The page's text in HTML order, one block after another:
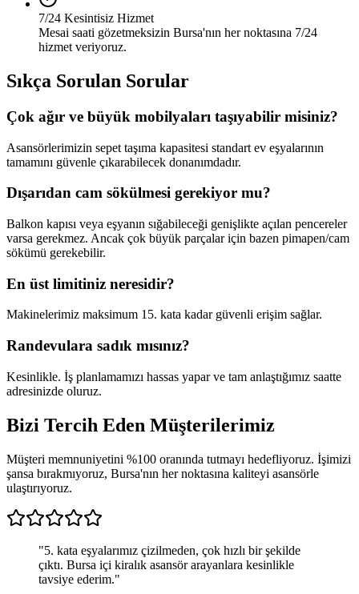
7/24 Kesintisiz Hizmet
Mesai saati gözetmeksizin Bursa'nın her noktasına 7/24
hizmet veriyoruz.
Sıkça Sorulan Sorular
Çok ağır ve büyük mobilyaları taşıyabilir misiniz?
Asansörlerimizin sepet taşıma kapasitesi standart ev eşyalarının
tamamını güvenle çıkarabilecek donanımdadır.
Dışarıdan cam sökülmesi gerekiyor mu?
Balkon kapısı veya eşyanın sığabileceği genişlikte açılan pencereler
varsa gerekmez. Ancak çok büyük parçalar için bazen pimapen/cam
sökümü gerekebilir.
En üst limitiniz neresidir?
Makinelerimiz maksimum 15. kata kadar güvenli erişim sağlar.
Randevulara sadık mısınız?
Kesinlikle. İş planlamamızı hassas yapar ve tam anlaştığımız saatte
adresinizde oluruz.
Bizi Tercih Eden Müşterilerimiz
Müşteri memnuniyetini %100 oranında tutmayı hedefliyoruz. İşimizi
şansa bırakmıyoruz, Bursa'nın her noktasına kaliteyi asansörle
ulaştırıyoruz.
"5. kata eşyalarımız çizilmeden, çok hızlı bir şekilde
çıktı. Bursa içi kiralık asansör arayanlara kesinlikle
tavsiye ederim."